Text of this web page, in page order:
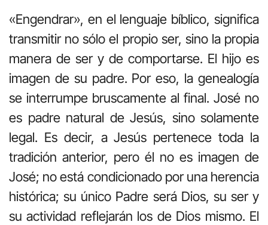
«Engendrar», en el lenguaje bíblico, significa
transmitir no sólo el propio ser, sino la propia
manera de ser y de comportarse. El hijo es
imagen de su padre. Por eso, la genealogía
se interrumpe bruscamente al final. José no
es padre natural de Jesús, sino solamente
legal. Es decir, a Jesús pertenece toda la
tradición anterior, pero él no es imagen de
José; no está condicionado por una herencia
histórica; su único Padre será Dios, su ser y
su actividad reflejarán los de Dios mismo. El